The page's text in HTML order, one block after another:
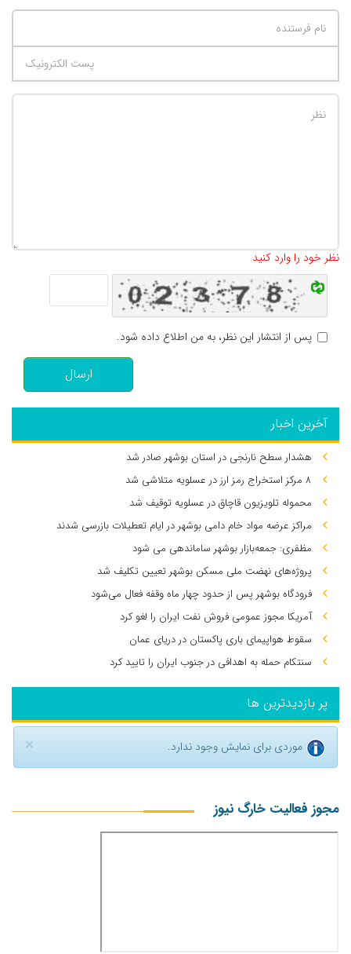
نظر خود را وارد کنید
پس از انتشار این نظر، به من اطلاع داده شود.
ارسال
آخرین اخبار
هشدار سطح نارنجی در استان بوشهر صادر شد
۸ مرکز استخراج رمز ارز در عسلویه متلاشی شد
محموله تلویزیون قاچاق در عسلویه توقیف شد
مراکز عرضه مواد خام دامی بوشهر در ایام تعطیلات بازرسی شدند
مظفری: جمعه‌بازار بوشهر ساماندهی می‌ شود
پروژه‌های نهضت ملی مسکن بوشهر تعیین تکلیف شد
فرودگاه بوشهر پس از حدود چهار ماه وقفه فعال می‌شود
آمریکا مجوز عمومی فروش نفت ایران را لغو کرد
سقوط هواپیمای باری پاکستان در دریای عمان
سنتکام حمله به اهدافی در جنوب ایران را تایید کرد
پر بازدیدترین ها
× موردی برای نمایش وجود ندارد.
مجوز فعالیت خارگ نیوز